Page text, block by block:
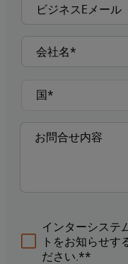
インターシステ
トをお知らせす
ださい.**